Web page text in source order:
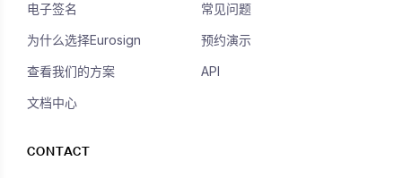
电子签名
为什么选择Eurosign
查看我们的方案
文档中心
常见问题
预约演示
API
CONTACT